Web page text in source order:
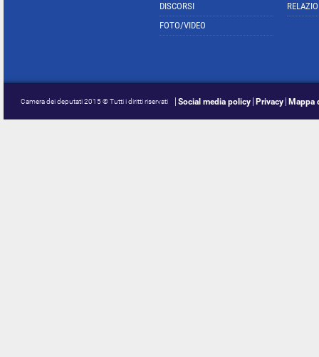
DISCORSI
FOTO/VIDEO
Camera dei deputati 2015 © Tutti i diritti riservati Social media policy Privacy Mappa